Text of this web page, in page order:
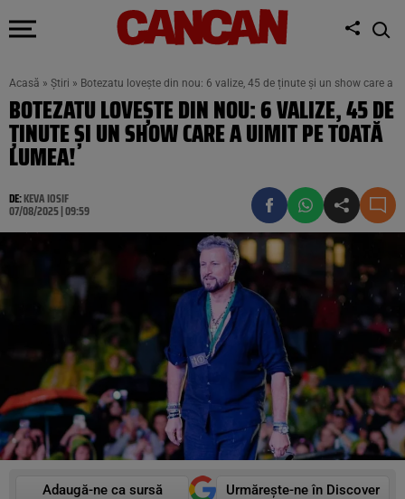
Acasă » Știri » Botezatu lovește din nou: 6 valize, 45 de ținute și un show care a
BOTEZATU LOVEȘTE DIN NOU: 6 VALIZE, 45 DE
ȚINUTE ȘI UN SHOW CARE A UIMIT PE TOATĂ
LUMEA!
DE:KEVA IOSIF
07/08/2025 | 09:59
Adaugă-ne ca sursă
Urmărește-ne în Discover